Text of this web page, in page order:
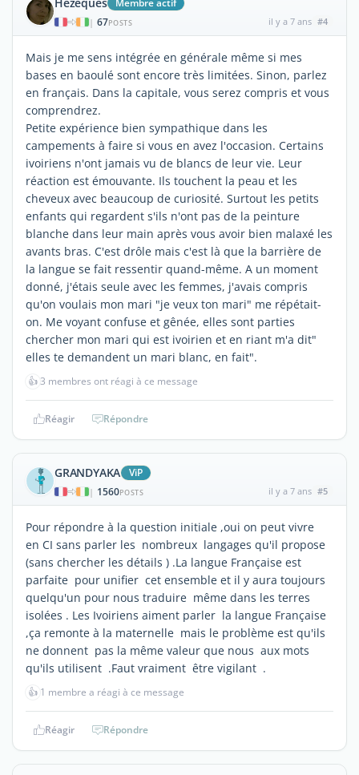
| 67POSTS il y a 7 ans #4
Mais je me sens intégrée en générale même si mes
bases en baoulé sont encore très limitées. Sinon, parlez
en français. Dans la capitale, vous serez compris et vous
comprendrez.
Petite expérience bien sympathique dans les
campements à faire si vous en avez l'occasion. Certains
ivoiriens n'ont jamais vu de blancs de leur vie. Leur
réaction est émouvante. Ils touchent la peau et les
cheveux avec beaucoup de curiosité. Surtout les petits
enfants qui regardent s'ils n'ont pas de la peinture
blanche dans leur main après vous avoir bien malaxé les
avants bras. C'est drôle mais c'est là que la barrière de
la langue se fait ressentir quand-même. A un moment
donné, j'étais seule avec les femmes, j'avais compris
qu'on voulais mon mari "je veux ton mari" me répétait-
on. Me voyant confuse et gênée, elles sont parties
chercher mon mari qui est ivoirien et en riant m'a dit"
elles te demandent un mari blanc, en fait".
👍3 membres ont réagi à ce message
Réagir Répondre
GRANDYAKA ViP
| 1560POSTS il y a 7 ans #5
Pour répondre à la question initiale ,oui on peut vivre
en CI sans parler les nombreux langages qu'il propose
(sans chercher les détails ) .La langue Française est
parfaite pour unifier cet ensemble et il y aura toujours
quelqu'un pour nous traduire même dans les terres
isolées . Les Ivoiriens aiment parler la langue Française
,ça remonte à la maternelle mais le problème est qu'ils
ne donnent pas la même valeur que nous aux mots
qu'ils utilisent .Faut vraiment être vigilant .
👍 1 membre a réagi à ce message
Réagir Répondre